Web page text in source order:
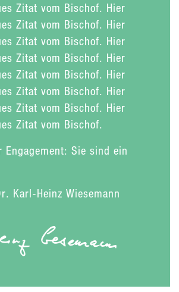
Zitat vom Bischof. Hier
Zitat vom Bischof. Hier
Zitat vom Bischof. Hier
Zitat vom Bischof. Hier
Zitat vom Bischof. Hier
Zitat vom Bischof. Hier
Zitat vom Bischof. Hier
Zitat vom Bischof.
Engagement: Sie sind ein
Karl-Heinz Wiesemann